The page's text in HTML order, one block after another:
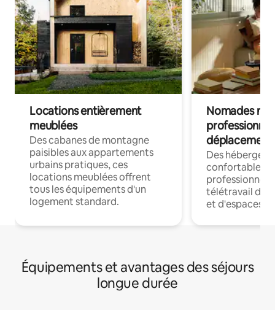
Locations entièrement
meublées
Des cabanes de montagne
paisibles aux appartements
urbains pratiques, ces
locations meublées offrent
tous les équipements d'un
logement standard.
Nomades
déplacement
Des
confortables
professionnels
télétravail
et d'espaces
Équipements et avantages des séjours
longue durée